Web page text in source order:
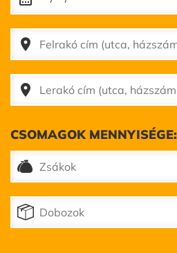
place
place
CSOMAGOK MENNYISÉGE: